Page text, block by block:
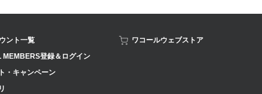
ント一覧
MEMBERS登録＆ログイン
・キャンペーン
ワコールウェブストア